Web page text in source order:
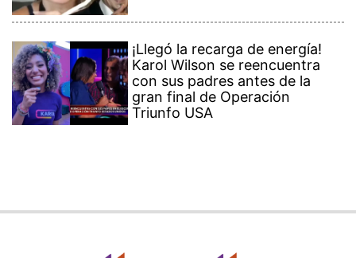
¡Llegó la recarga de energía!
Karol Wilson se reencuentra
con sus padres antes de la
gran final de Operación
Triunfo USA